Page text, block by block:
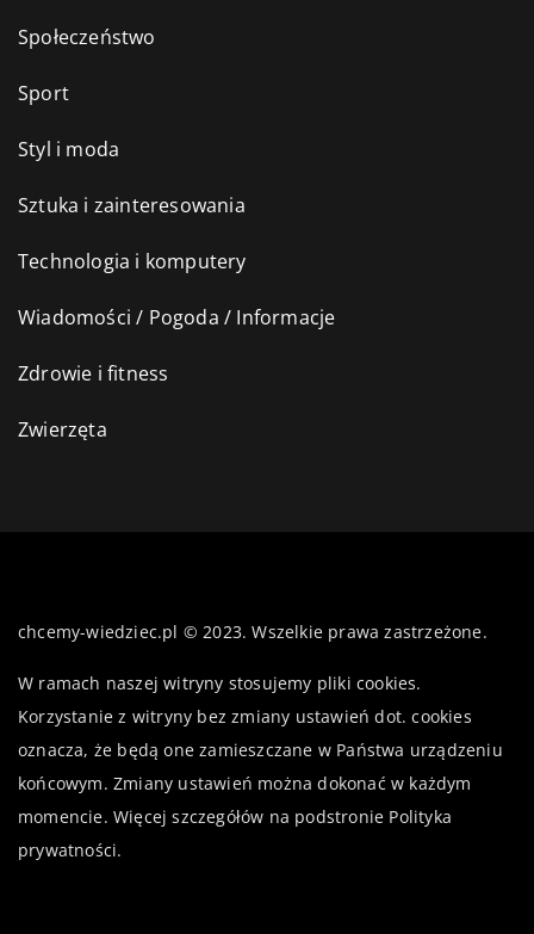
Społeczeństwo
Sport
Styl i moda
Sztuka i zainteresowania
Technologia i komputery
Wiadomości / Pogoda / Informacje
Zdrowie i fitness
Zwierzęta
chcemy-wiedziec.pl © 2023. Wszelkie prawa zastrzeżone.
W ramach naszej witryny stosujemy pliki cookies.
Korzystanie z witryny bez zmiany ustawień dot. cookies
oznacza, że będą one zamieszczane w Państwa urządzeniu
końcowym. Zmiany ustawień można dokonać w każdym
momencie. Więcej szczegółów na podstronie Polityka
prywatności.